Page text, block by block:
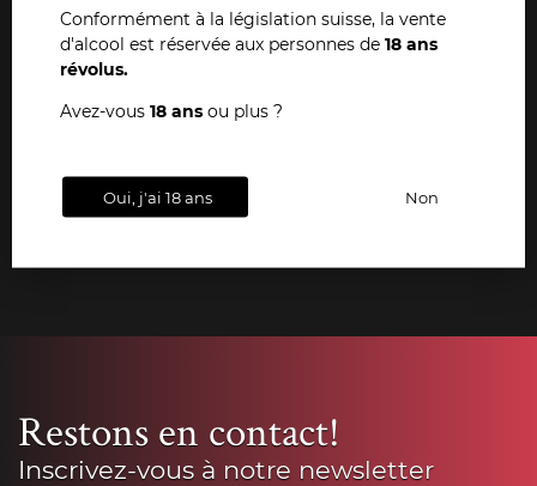
Depuis toujours, Dany Pochon est un passionné et
chercheur d'ouvrages anciens ayant trait à l'œnologie.
Cette collection extraordinaire est en vente sur notre site
internet et également dans nos magasins de La Chaux-de-
VOIR TOUS NOS LIVRES
Restons en contact!
Inscrivez-vous à notre newsletter
Conformément à la législation suisse, la vente
d'alcool est réservée aux personnes de 18 ans
révolus.
Avez-vous 18 ans ou plus ?
Oui, j'ai 18 ans Non